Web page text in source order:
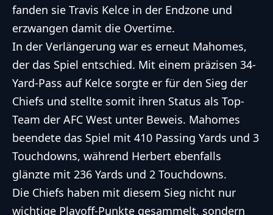
fanden sie Travis Kelce in der Endzone und
erzwangen damit die Overtime.
In der Verlängerung war es erneut Mahomes,
der das Spiel entschied. Mit einem präzisen 34-
Yard-Pass auf Kelce sorgte er für den Sieg der
Chiefs und stellte somit ihren Status als Top-
Team der AFC West unter Beweis. Mahomes
beendete das Spiel mit 410 Passing Yards und 3
Touchdowns, während Herbert ebenfalls
glänzte mit 236 Yards und 2 Touchdowns.
Die Chiefs haben mit diesem Sieg nicht nur
wichtige Playoff-Punkte gesammelt, sondern